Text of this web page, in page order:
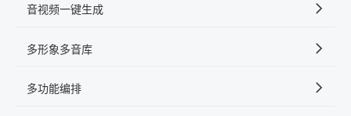
音视频一键生成
多形象多音库
多功能编排